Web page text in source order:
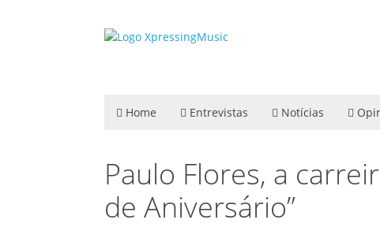
Home Entrevistas Notícias
Paulo Flores, a
de Aniversário”